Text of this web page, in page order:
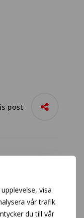
visa
vår trafik.
du till vår
post